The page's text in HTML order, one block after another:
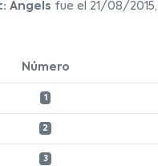
Angels fue el 21/08/
Número
1
2
3